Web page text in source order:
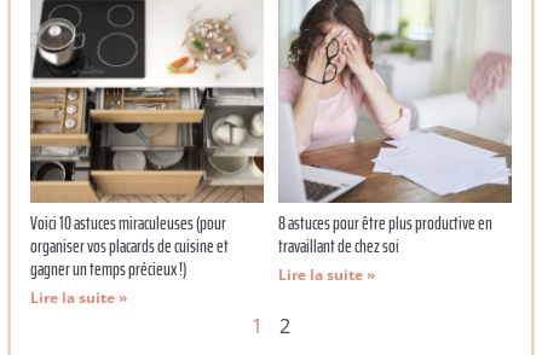
Voici 10 astuces miraculeuses (pour
organiser vos placards de cuisine et
gagner un temps précieux !)
Lire la suite »
8 astuces pour être plus productive en
travaillant de chez soi
Lire la suite »
1 2